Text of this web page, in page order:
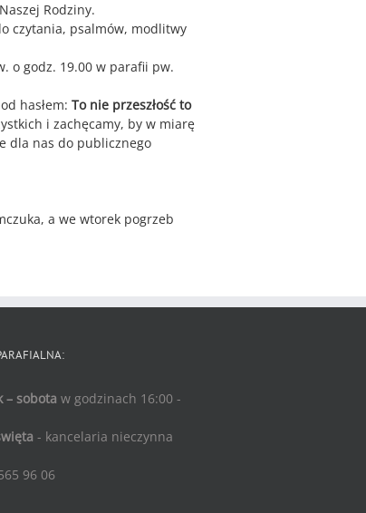
Rodziny.
czytania, psalmów, modlitwy
o godz. 19.00 w parafii pw.
hasłem: To nie przeszłość to
i zachęcamy, by w miarę
dla nas do publicznego
a we wtorek pogrzeb
– sobota w godzinach 16:00 -
- kancelaria nieczynna
96 06